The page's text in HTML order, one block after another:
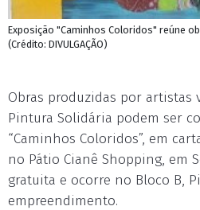
Exposição "Caminhos Coloridos" reúne
(Crédito: DIVULGAÇÃO)
Obras produzidas por
Pintura Solidária podem ser
“Caminhos Coloridos”, em
no Pátio Cianê Shopping, em
gratuita e ocorre no Bloco B,
empreendimento.